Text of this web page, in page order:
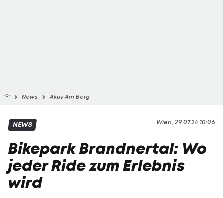
News Aktiv Am Berg
Wien, 29.07.24 10:06
NEWS
Bikepark Brandnertal: Wo
jeder Ride zum Erlebnis
wird